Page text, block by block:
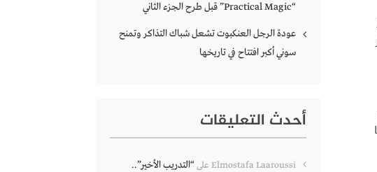
“Practical Magic” قبل طرح الجزء الثاني
عودة الرجل العنكبوت تشعل شباك التذاكر وتمنح
سوني أكبر افتتاح في تاريخها
أحدث التعليقات
Elmostafa Laaroussi على“التدريب الأخير”..